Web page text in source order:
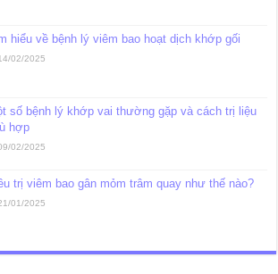
hiểu về bệnh lý viêm bao hoạt dịch khớp gối
02/2025
số bệnh lý khớp vai thường gặp và cách trị liệu
hợp
02/2025
trị viêm bao gân mỏm trâm quay như thế nào?
01/2025